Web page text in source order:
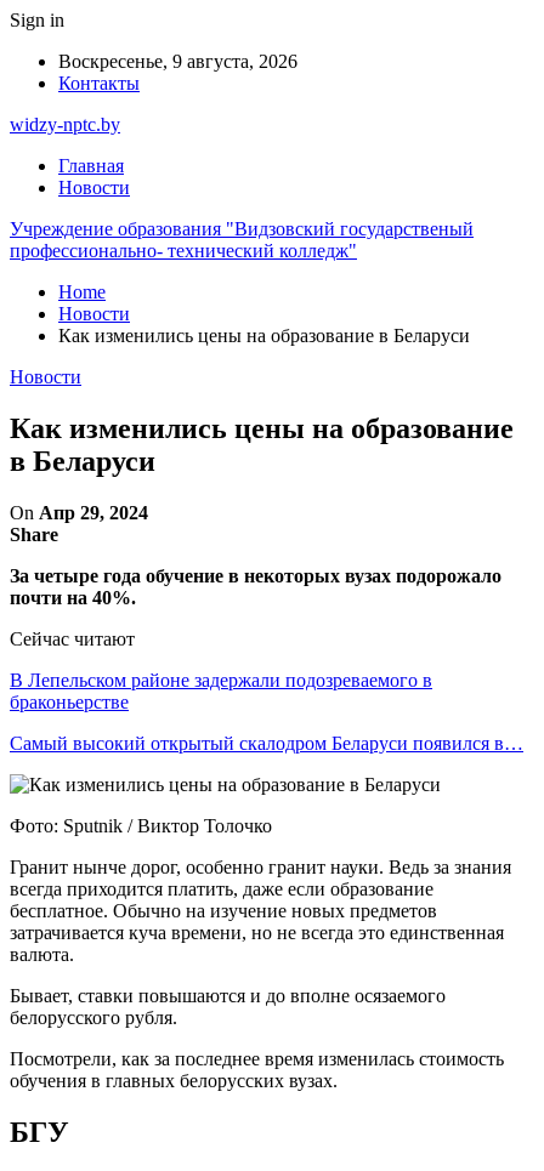
Sign in
Воскресенье, 9 августа, 2026
Контакты
widzy-nptc.by
Главная
Новости
Учреждение образования "Видзовский государственый
профессионально- технический колледж"
Home
Новости
Как изменились цены на образование в Беларуси
Новости
Как изменились цены на образование
в Беларуси
On Апр 29, 2024
Share
За четыре года обучение в некоторых вузах подорожало
почти на 40%.
Сейчас читают
В Лепельском районе задержали подозреваемого в
браконьерстве
Самый высокий открытый скалодром Беларуси появился в…
Фото: Sputnik / Виктор Толочко
Гранит нынче дорог, особенно гранит науки. Ведь за знания
всегда приходится платить, даже если образование
бесплатное. Обычно на изучение новых предметов
затрачивается куча времени, но не всегда это единственная
валюта.
Бывает, ставки повышаются и до вполне осязаемого
белорусского рубля.
Посмотрели, как за последнее время изменилась стоимость
обучения в главных белорусских вузах.
БГУ